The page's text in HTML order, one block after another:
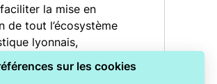
la mise en
de tout l’écosystème
lyonnais,
Tourisme et
conçoit pour vous,
sur les cookies